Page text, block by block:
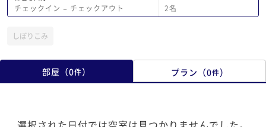
チェックイン − チェックアウト 2名
しぼりこみ
部屋 （0件） プラン （0件）